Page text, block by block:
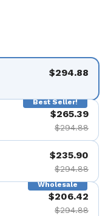
$294.88
Best Seller!
$265.39
$294.88
$235.90
$294.88
Wholesale
$206.42
$294.88